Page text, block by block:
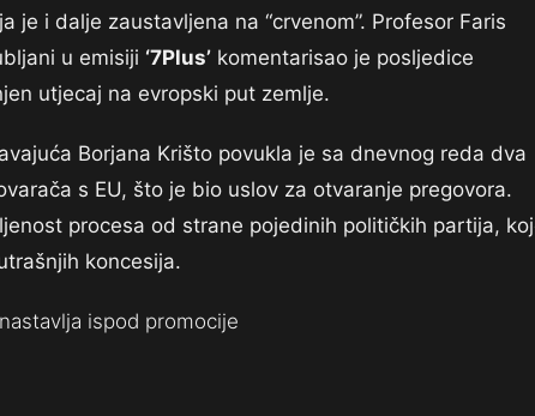
je i dalje zaustavljena na “crvenom”. Profesor Faris
u emisiji ‘7Plus’ komentarisao je posljedice
utjecaj na evropski put zemlje.
Borjana Krišto povukla je sa dnevnog reda dva
s EU, što je bio uslov za otvaranje pregovora.
procesa od strane pojedinih političkih partija,
koncesija.
ispod promocije